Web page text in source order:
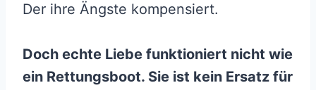
Der ihre Ängste kompensiert.
Doch echte Liebe funktioniert nicht wie
ein Rettungsboot. Sie ist kein Ersatz für